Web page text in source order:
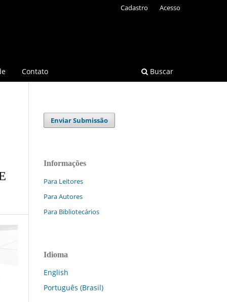
Contato Buscar
Cadastro Acesso
Enviar Submissão
Informações
Para Leitores
Para Autores
Para Bibliotecários
Idioma
English
Português (Brasil)